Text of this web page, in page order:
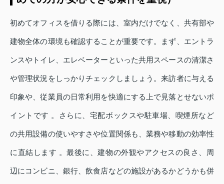
初めてオフィスを借りる際には、室内だけでなく、共有部や
建物全体の環境も確認することが重要です。まず、エントラ
ンスやトイレ、エレベーターといった共用スペースの清潔さ
や管理状況をしっかりチェックしましょう。来訪者に与える
印象や、従業員の日常利用を快適にする上で見落とせないポ
イントです 。さらに、宅配ボックスや駐車場、喫煙所など
の共用設備の使いやすさや位置関係も、業務や移動の効率性
に直結します 。最後に、建物の外観やアクセスの良さ、周
辺にコンビニ、銀行、飲食店などの施設があるかどうかも併